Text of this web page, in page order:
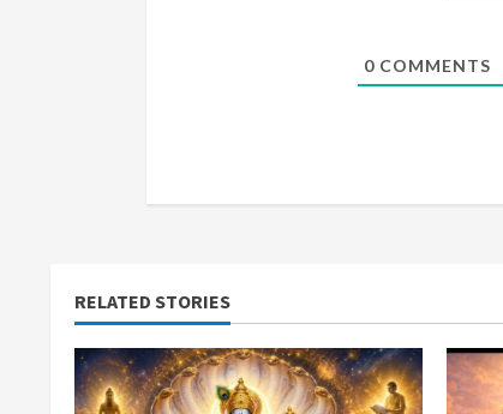
0 COMMENTS
RELATED STORIES